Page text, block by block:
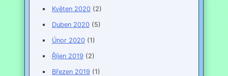
Květen 2020(2)
Duben 2020(5)
Únor 2020(1)
Říjen 2019 (2)
Březen 2019 (1)